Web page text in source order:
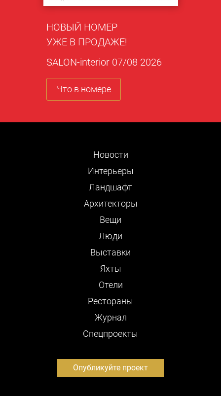
НОВЫЙ НОМЕР
УЖЕ В ПРОДАЖЕ!
SALON-interior 07/08 2026
Что в номере
Новости
Интерьеры
Ландшафт
Архитекторы
Вещи
Люди
Выставки
Яхты
Отели
Рестораны
Журнал
Cпецпроекты
Опубликуйте проект